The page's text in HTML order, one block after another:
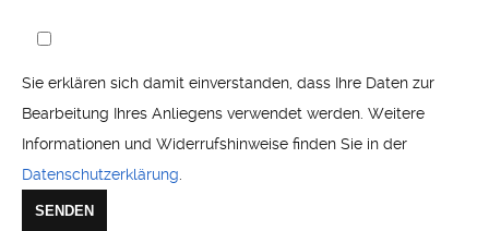
Sie erklären sich damit einverstanden, dass Ihre Daten zur
Bearbeitung Ihres Anliegens verwendet werden. Weitere
Informationen und Widerrufshinweise finden Sie in der
Datenschutzerklärung